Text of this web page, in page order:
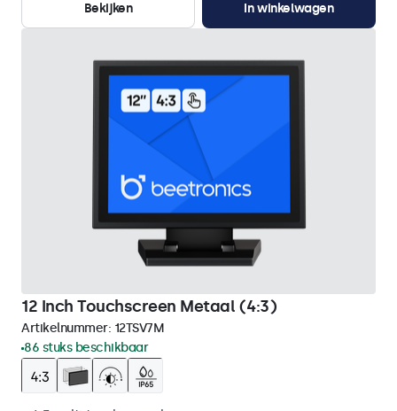
Bekijken
In winkelwagen
12 Inch Touchscreen Metaal (4:3)
Artikelnummer: 12TSV7M
86 stuks beschikbaar